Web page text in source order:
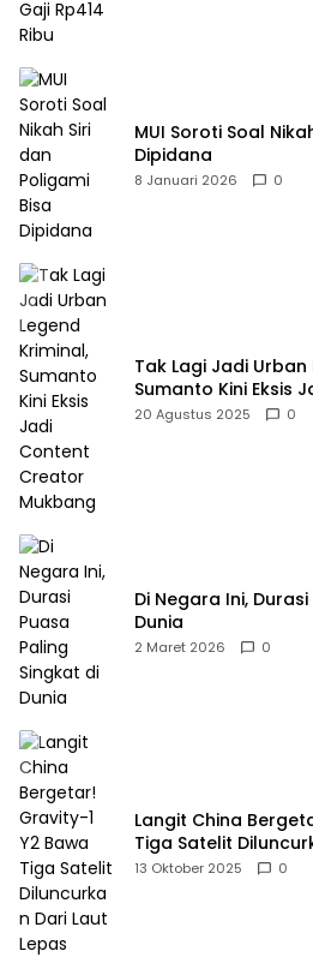
MUI Soroti Soal
Dipidana
8 Januari 2026 0
Tak Lagi Jadi Urban
Sumanto Kini Eksis
Mukbang
20 Agustus 2025 0
Di Negara Ini,
Dunia
2 Maret 2026 0
Langit China
Tiga Satelit
13 Oktober 2025 0